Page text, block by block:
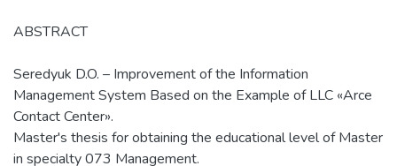
ABSTRACT
Seredyuk D.O. – Improvement of the Information
Management System Based on the Example of LLC «Arce
Contact Center».
Master's thesis for obtaining the educational level of Master
in specialty 073 Management.